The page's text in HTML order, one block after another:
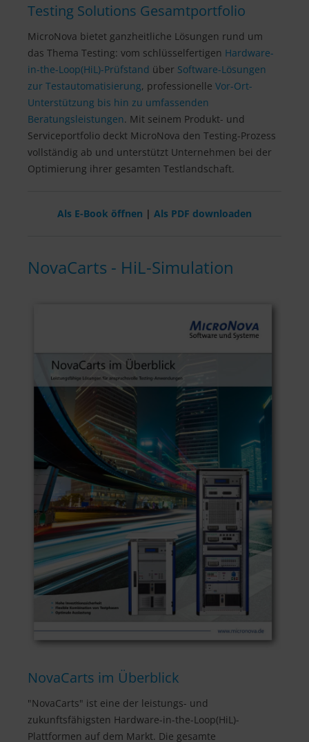
Testing Solutions Gesamtportfolio
MicroNova bietet ganzheitliche Lösungen rund um
das Thema Testing: vom schlüsselfertigen Hardware-
in-the-Loop(HiL)-Prüfstand über Software-Lösungen
zur Testautomatisierung, professionelle Vor-Ort-
Unterstützung bis hin zu umfassenden
Beratungsleistungen. Mit seinem Produkt- und
Serviceportfolio deckt MicroNova den Testing-Prozess
vollständig ab und unterstützt Unternehmen bei der
Optimierung ihrer gesamten Testlandschaft.
Als E-Book öffnen | Als PDF downloaden
NovaCarts - HiL-Simulation
NovaCarts im Überblick
"NovaCarts" ist eine der leistungs- und
zukunftsfähigsten Hardware-in-the-Loop(HiL)-
Plattformen auf dem Markt. Die gesamte